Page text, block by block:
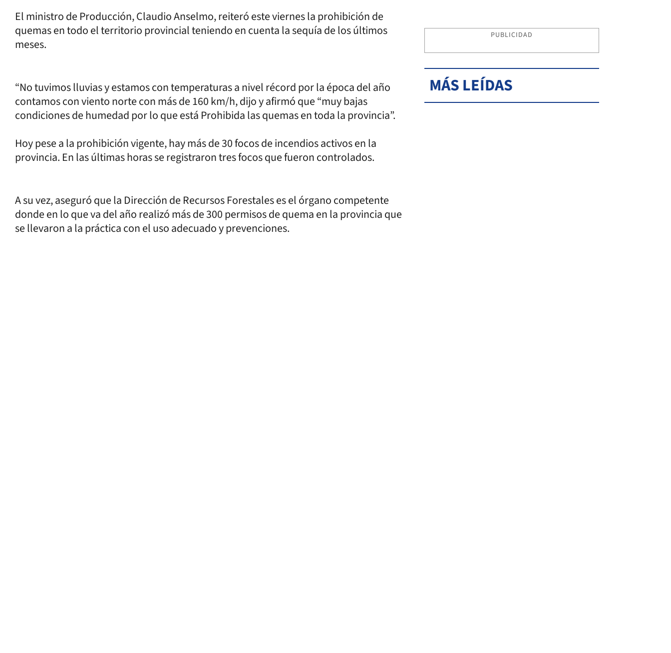
El ministro de Producción, Claudio Anselmo, reiteró este viernes la prohibición de
quemas en todo el territorio provincial teniendo en cuenta la sequía de los últimos
meses.
“No tuvimos lluvias y estamos con temperaturas a nivel récord por la época del año
contamos con viento norte con más de 160 km/h, dijo y afirmó que “muy bajas
condiciones de humedad por lo que está Prohibida las quemas en toda la provincia”.
Hoy pese a la prohibición vigente, hay más de 30 focos de incendios activos en la
provincia. En las últimas horas se registraron tres focos que fueron controlados.
A su vez, aseguró que la Dirección de Recursos Forestales es el órgano competente
donde en lo que va del año realizó más de 300 permisos de quema en la provincia que
se llevaron a la práctica con el uso adecuado y prevenciones.
PUBLICIDAD
MÁS LEÍDAS